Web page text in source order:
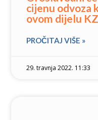
cijenu odvoza
ovom dijelu
PROČITAJ VIŠE »
29. travnja 2022. 11:33